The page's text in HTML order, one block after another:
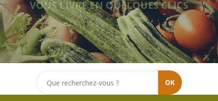
LIVRAISON
SANS
OK